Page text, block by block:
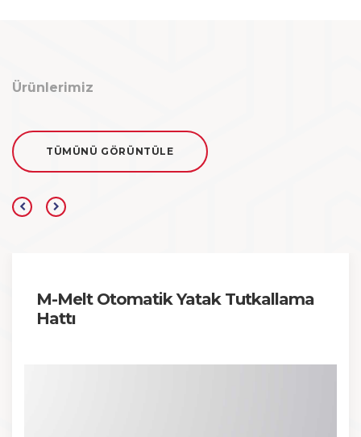
Ürünlerimiz
TÜMÜNÜ GÖRÜNTÜLE
M-Melt Otomatik Yatak Tutkallama
Hattı